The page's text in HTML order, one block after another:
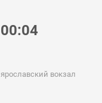
00:04
ярославский вокзал